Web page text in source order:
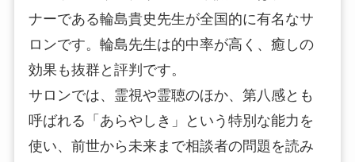
ナーである輪島貴史先生が全国的に有名なサ
ロンです。輪島先生は的中率が高く、癒しの
効果も抜群と評判です。
サロンでは、霊視や霊聴のほか、第八感とも
呼ばれる「あらやしき」という特別な能力を
使い、前世から未来まで相談者の問題を読み